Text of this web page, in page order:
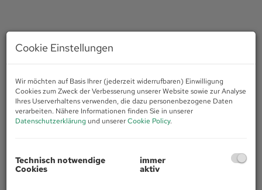
Beschreibung
kommt exklusiv über uns zum Verkauf!
Cookie Einstellungen
Wir möchten auf Basis Ihrer (jederzeit widerrufbaren) Einwilligung
Cookies zum Zweck der Verbesserung unserer Website sowie zur Analyse
Ihres Userverhaltens verwenden, die dazu personenbezogene Daten
verarbeiten. Nähere Informationen finden Sie in unserer
Datenschutzerklärung und unsererCookie Policy.
Technisch notwendige
Cookies
immer
aktiv